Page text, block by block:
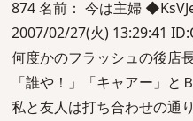
874 名前： 今は主婦
2007/02/27(火) 13:29:41
何度かのフラッシュの後店
「誰や！」「キャアー」と
私と友人は打ち合わせの通